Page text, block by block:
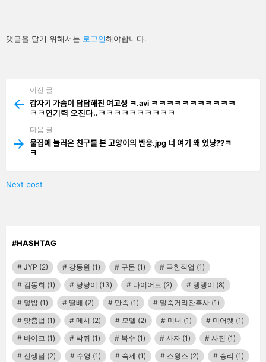
답
글
댓글을 달기 위해서는 로그인해야합니다.
more
이전 글
갑자기 가슴이 답답해진 여고생 ㅋ.avi ㅋㅋㅋㅋㅋㅋㅋㅋㅋㅋㅋ
ㅋㅋ연기력 오진다..ㅋㅋㅋㅋㅋㅋㅋㅋㅋㅋ
다음 글
울집에 놀러온 친구를 본 고양이의 반응.jpg 너 여기 왜 있냥??ㅋ
ㅋ
Next post
#HASHTAG
JYP (2) 강동원 (1) 구몬 (1) 극한직업 (1)
김동희 (1) 냥냥이 (13) 다이어트 (2) 댕댕이 (8)
덮밥 (1) 딸배 (2) 만족 (1) 말죽거리잔혹사 (1)
맞춤법 (1) 메시 (2) 모델 (2) 미녀 (1) 미어캣 (1)
바이크 (1) 박쥐 (1) 복수 (1) 사자 (1) 사진 (1)
선생님 (2) 수영 (1) 숙제 (1) 스윙스 (2) 승리 (1)